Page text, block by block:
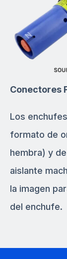
Conectores
Los
formato de
hembra) y
aislante
la imagen
del enchufe.